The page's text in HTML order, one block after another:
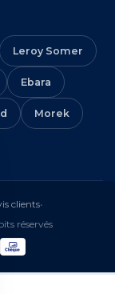
Leroy Somer
Ebara
Morek
clients•
réservés